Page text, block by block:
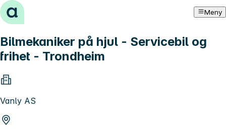
Hopp til innhold Meny
Bilmekaniker på hjul - Servicebil og
frihet - Trondheim
Vanly AS